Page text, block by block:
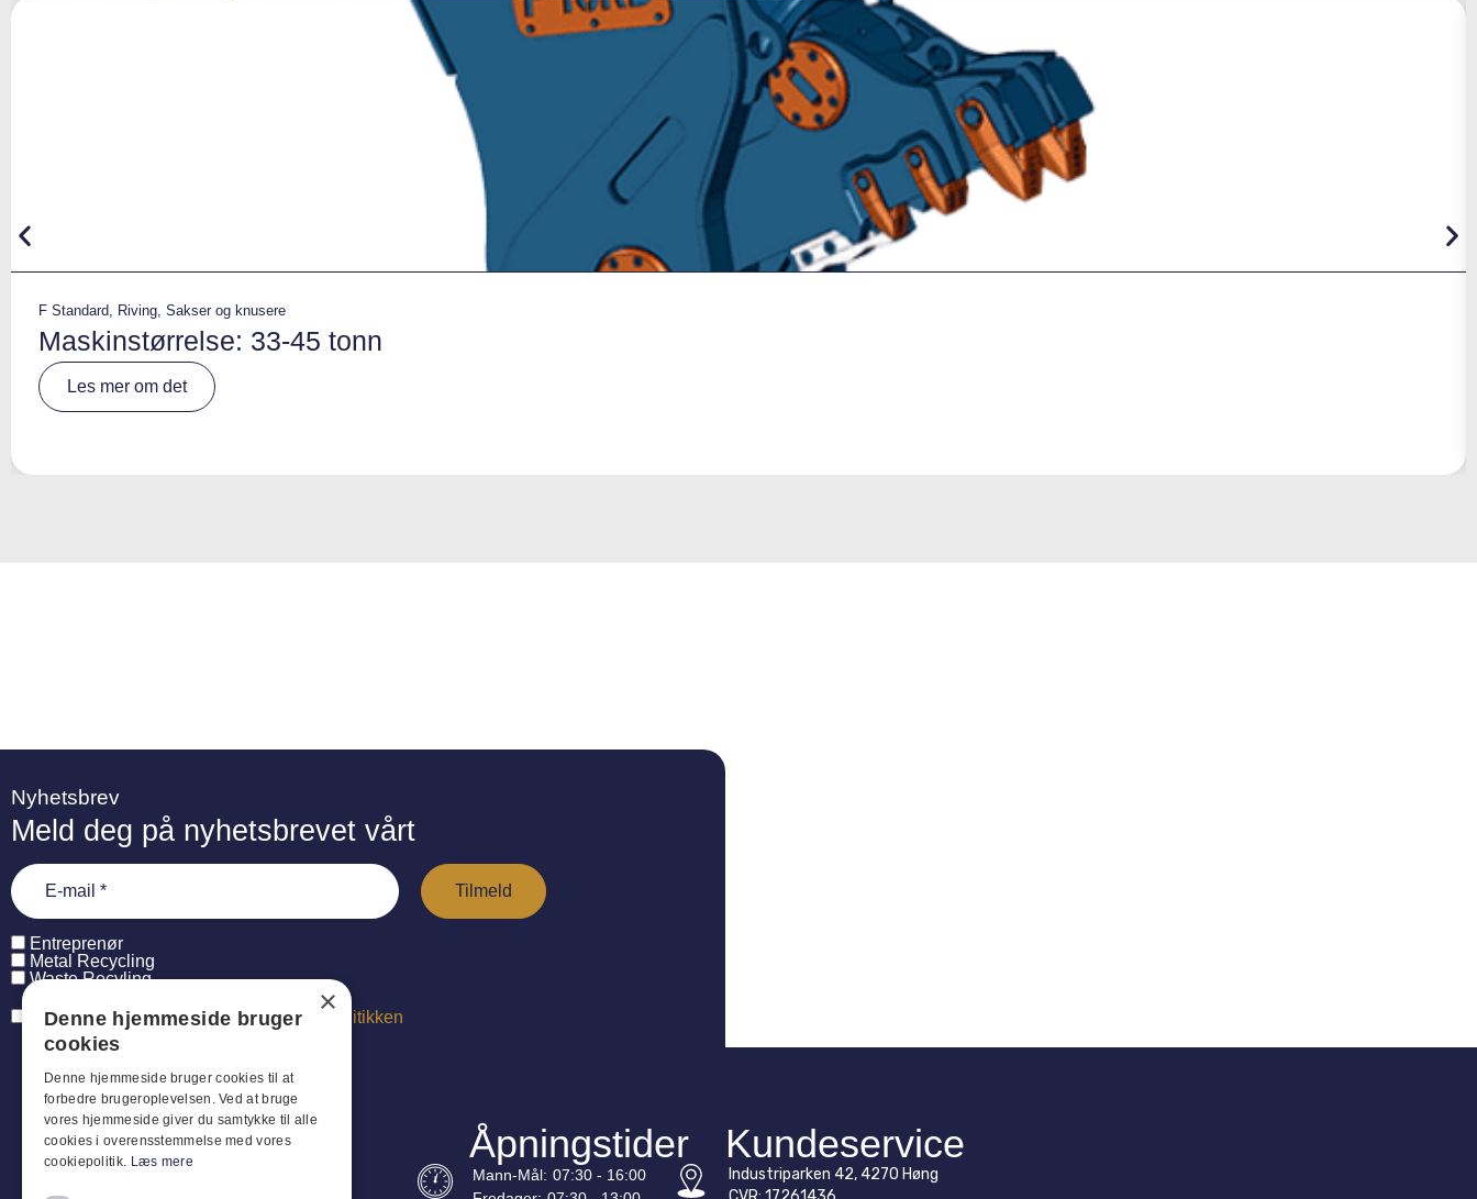
F Standard Riving Sakser og knusere
Maskinstørrelse: 33-45 tonn
Les mer om det
Nyhetsbrev
Meld deg på nyhetsbrevet vårt
Entreprenør
Metal Recycling
Waste Recyling
Jeg har læst og acceptererpersondatapolitikken
Åpningstider
Mann-Mål: 07:30 - 16:00
Kundeservice
Industriparken 42, 4270 Høng
×
Denne hjemmeside bruger
cookies
Denne hjemmeside bruger cookies til at
forbedre brugeroplevelsen. Ved at bruge
vores hjemmeside giver du samtykke til alle
cookies i overensstemmelse med vores
cookiepolitik. Læs mere